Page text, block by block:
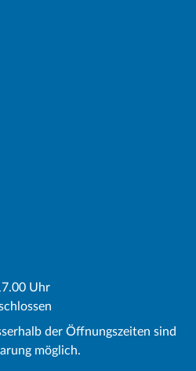
Uhr
der Öffnungszeiten sind
möglich.